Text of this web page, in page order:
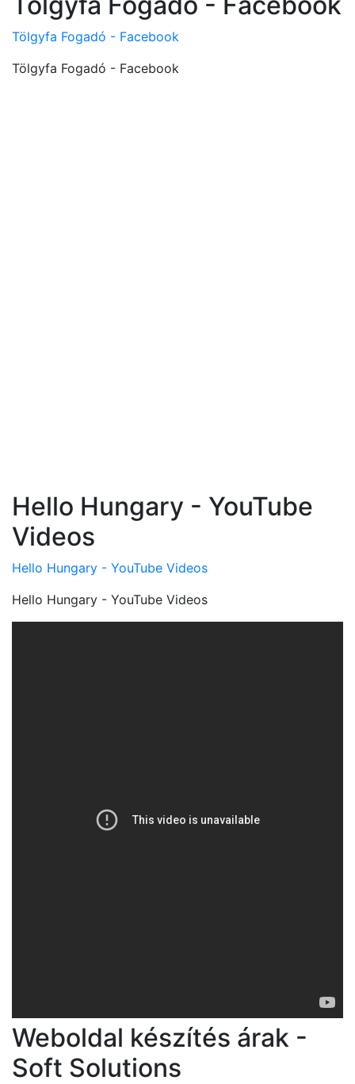
Tölgyfa Fogadó - Facebook
Tölgyfa Fogadó - Facebook
Hello Hungary - YouTube
Videos
Hello Hungary - YouTube Videos
Hello Hungary - YouTube Videos
Weboldal készítés árak -
Soft Solutions